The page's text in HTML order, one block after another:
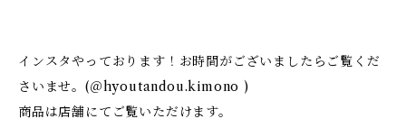
インスタやっております！お時間がございましたらご覧くだ
さいませ。(＠hyoutandou.kimono )
商品は店舗にてご覧いただけます。